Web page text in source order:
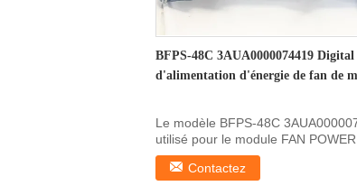
BFPS-48C 3AUA0000074419
d'alimentation d'énergie de fan de
Le modèle BFPS-48C
utilisé pour le module FAN
BOARD Plus d' options: ...
Contactez